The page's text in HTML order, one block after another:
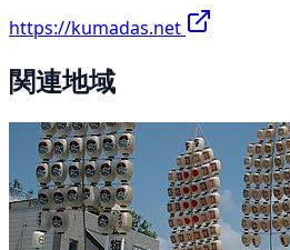
https://kumadas.net
関連地域